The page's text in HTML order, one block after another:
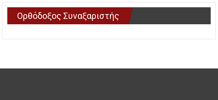
Ορθόδοξος Συναξαριστής